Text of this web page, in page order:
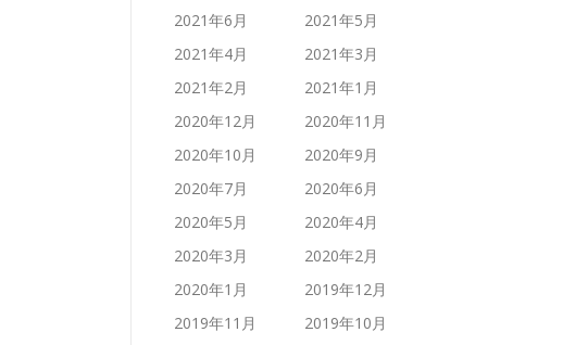
2021年6月
2021年5月
2021年4月
2021年3月
2021年2月
2021年1月
2020年12月
2020年11月
2020年10月
2020年9月
2020年7月
2020年6月
2020年5月
2020年4月
2020年3月
2020年2月
2020年1月
2019年12月
2019年11月
2019年10月